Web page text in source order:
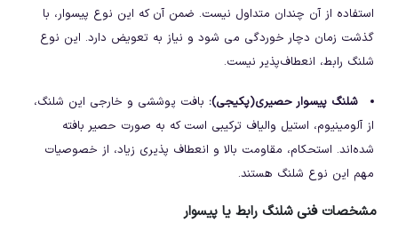
استفاده از آن چندان متداول نیست. ضمن آن که این نوع پیسوار، با
گذشت زمان دچار خوردگی می شود و نیاز به تعویض دارد. این نوع
شلنگ رابط، انعطاف‌پذیر نیست.
شلنگ پیسوار حصیری(پکیجی): بافت پوششی و خارجی این شلنگ،
از آلومینیوم، استیل والیاف ترکیبی است که به صورت حصیر بافته
شده‌اند. استحکام، مقاومت بالا و انعطاف پذیری زیاد، از خصوصیات
مهم این نوع شلنگ هستند.
مشخصات فنی شلنگ رابط یا پیسوار